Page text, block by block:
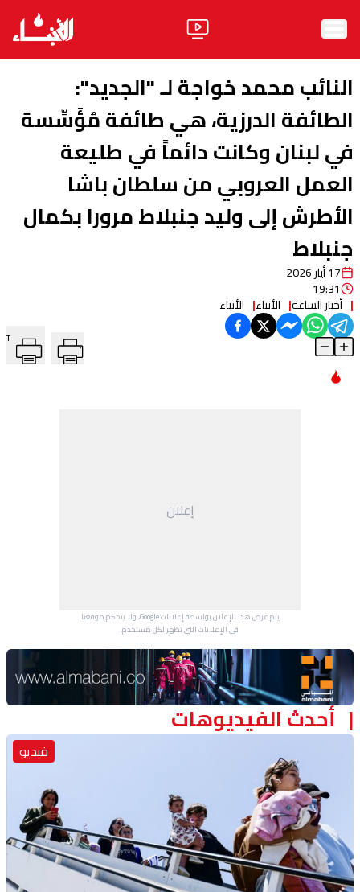
الرئيسية
الأخبار
ثقافة ومجتمع
فيديو
مواقف
وليد جنبلاطالحزب
ابحث
النائب محمد خواجة لـ "الجديد":
الطائفة الدرزية، هي طائفة مُؤَسِّسة
في لبنان وكانت دائماً في طليعة
العمل العروبي من سلطان باشا
الأطرش إلى وليد جنبلاط مرورا بكمال
جنبلاط
17 أيار 2026
19:31
أخبار الساعة الأنباء الأنباء
T
Article Content
إعلان
يتم عرض هذا الإعلان بواسطة إعلانات Google، ولا يتحكم موقعنا
في الإعلانات التي تظهر لكل مستخدم.
Advertisement Section
أحدث الفيديوهات
فيديو